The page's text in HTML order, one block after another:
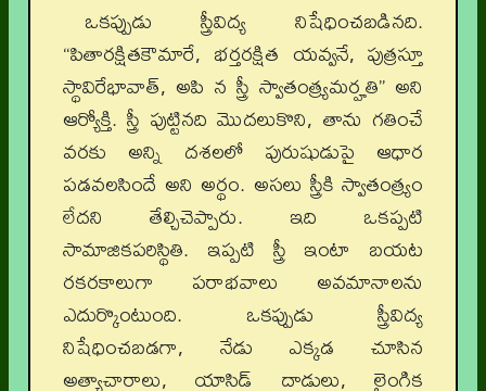
ఒకప్పుడు స్త్రీవిద్య నిషేధించబడినది.
“పితారక్షితకౌమారే, భర్తరక్షిత యవ్వనే, పుత్రస్తూ
స్థావిరేభావాత్, అపి న స్త్రీ స్వాతంత్ర్యమర్హతి” అని
ఆర్యోక్తి. స్త్రీ పుట్టినది మొదలుకొని, తాను గతించే
వరకు అన్ని దశలలో పురుషుడుపై ఆధార
పడవలసిందే అని అర్థం. అసలు స్త్రీకి స్వాతంత్ర్యం
లేదని తేల్చిచెప్పారు. ఇది ఒకప్పటి
సామాజికపరిస్థితి. ఇప్పటి స్త్రీ ఇంటా బయట
రకరకాలుగా పరాభవాలు అవమానాలను
ఎదుర్కొంటుంది. ఒకప్పుడు స్త్రీవిద్య
నిషేధించబడగా, నేడు ఎక్కడ చూసిన
అత్యాచారాలు, యాసిడ్ దాడులు, లైంగిక